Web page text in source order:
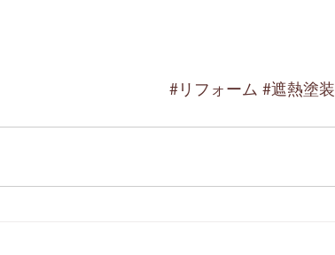
#リフォーム #遮熱塗装